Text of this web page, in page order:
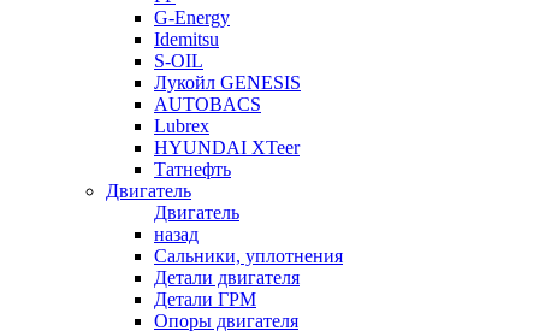
G-Energy
Idemitsu
S-OIL
Лукойл GENESIS
AUTOBACS
Lubrex
HYUNDAI XTeer
Татнефть
Двигатель
Двигатель
назад
Сальники, уплотнения
Детали двигателя
Детали ГРМ
Опоры двигателя